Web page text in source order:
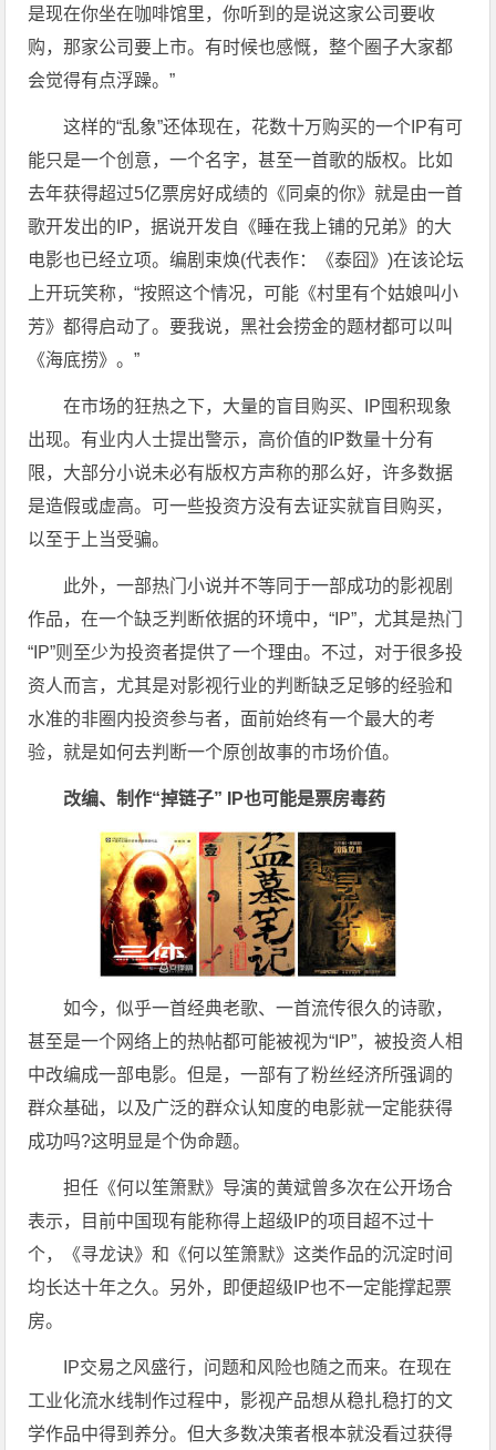
是现在你坐在咖啡馆里，你听到的是说这家公司要收
购，那家公司要上市。有时候也感慨，整个圈子大家都
会觉得有点浮躁。”
这样的“乱象”还体现在，花数十万购买的一个IP有可
能只是一个创意，一个名字，甚至一首歌的版权。比如
去年获得超过5亿票房好成绩的《同桌的你》就是由一首
歌开发出的IP，据说开发自《睡在我上铺的兄弟》的大
电影也已经立项。编剧束焕(代表作：《泰囧》)在该论坛
上开玩笑称，“按照这个情况，可能《村里有个姑娘叫小
芳》都得启动了。要我说，黑社会捞金的题材都可以叫
《海底捞》。”
在市场的狂热之下，大量的盲目购买、IP囤积现象
出现。有业内人士提出警示，高价值的IP数量十分有
限，大部分小说未必有版权方声称的那么好，许多数据
是造假或虚高。可一些投资方没有去证实就盲目购买，
以至于上当受骗。
此外，一部热门小说并不等同于一部成功的影视剧
作品，在一个缺乏判断依据的环境中，“IP”，尤其是热门
“IP”则至少为投资者提供了一个理由。不过，对于很多投
资人而言，尤其是对影视行业的判断缺乏足够的经验和
水准的非圈内投资参与者，面前始终有一个最大的考
验，就是如何去判断一个原创故事的市场价值。
改编、制作“掉链子” IP也可能是票房毒药
如今，似乎一首经典老歌、一首流传很久的诗歌，
甚至是一个网络上的热帖都可能被视为“IP”，被投资人相
中改编成一部电影。但是，一部有了粉丝经济所强调的
群众基础，以及广泛的群众认知度的电影就一定能获得
成功吗?这明显是个伪命题。
担任《何以笙箫默》导演的黄斌曾多次在公开场合
表示，目前中国现有能称得上超级IP的项目超不过十
个，《寻龙诀》和《何以笙箫默》这类作品的沉淀时间
均长达十年之久。另外，即便超级IP也不一定能撑起票
房。
IP交易之风盛行，问题和风险也随之而来。在现在
工业化流水线制作过程中，影视产品想从稳扎稳打的文
学作品中得到养分。但大多数决策者根本就没看过获得